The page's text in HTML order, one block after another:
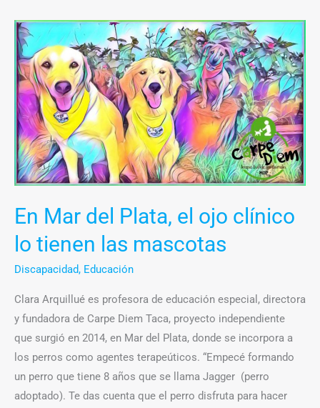
En Mar del Plata, el ojo clínico
lo tienen las mascotas
Discapacidad, Educación
Clara Arquillué es profesora de educación especial, directora
y fundadora de Carpe Diem Taca, proyecto independiente
que surgió en 2014, en Mar del Plata, donde se incorpora a
los perros como agentes terapeúticos. “Empecé formando
un perro que tiene 8 años que se llama Jagger (perro
adoptado). Te das cuenta que el perro disfruta para hacer
En
Mar
del
Plata,
el
ojo
clínico
lo
tienen
mascotas